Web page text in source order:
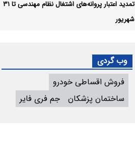
تمدید اعتبار پروانه‌های اشتغال نظام مهندسی تا ۳۱
شهریور
وب گردی
فروش اقساطی خودرو
ساختمان پزشکان
جم فری فایر